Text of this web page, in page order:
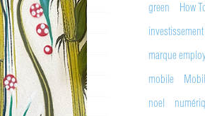
green
How
investissement
marque
mobile
noel